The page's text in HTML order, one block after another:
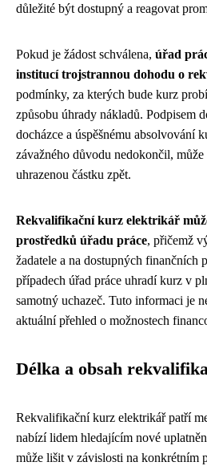
důležité být dostupný a reagovat
Pokud je žádost schválena, úřad
institucí trojstrannou dohodu o
podmínky, za kterých bude kurz
způsobu úhrady nákladů. Podpisem
docházce a úspěšnému absolvování
závažného důvodu nedokončil,
uhrazenou částku zpět.
Rekvalifikační kurz elektrikář
prostředků úřadu práce, přičemž
žadatele a na dostupných finančních
případech úřad práce uhradí kurz v
samotný uchazeč. Tuto informaci je
aktuální přehled o možnostech
Délka a obsah
Rekvalifikační kurz elektrikář patří
nabízí lidem hledajícím nové
může lišit v závislosti na konkrétním